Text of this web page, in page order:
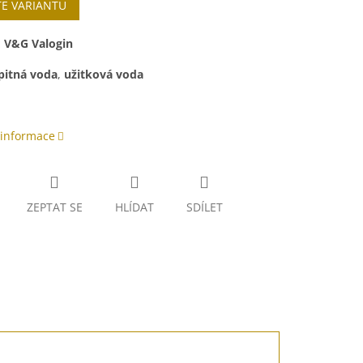
VARIANTU
V&G Valogin
voda, užitková voda
ZEPTAT SE HLÍDAT SDÍLET